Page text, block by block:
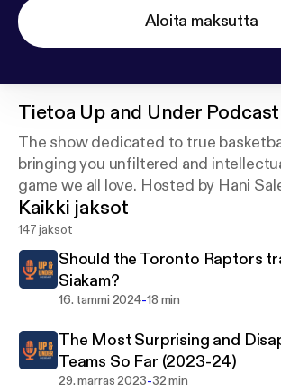
Aloita maksutta
Tietoa Up and Under Podcast
The show dedicated to true
bringing you unfiltered and
game we all love. Hosted by Hani
Zeeshan Vazir.
Kaikki jaksot
147 jaksot
Should the Toronto Raptors
Siakam?
16. tammi 2024-18 min
The Most Surprising and
Teams So Far (2023-24)
29. marras 2023-32 min